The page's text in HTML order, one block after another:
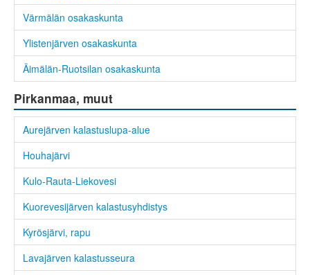
Värmälän osakaskunta
Ylistenjärven osakaskunta
Äimälän-Ruotsilan osakaskunta
Pirkanmaa, muut
Aurejärven kalastuslupa-alue
Houhajärvi
Kulo-Rauta-Liekovesi
Kuorevesijärven kalastusyhdistys
Kyrösjärvi, rapu
Lavajärven kalastusseura